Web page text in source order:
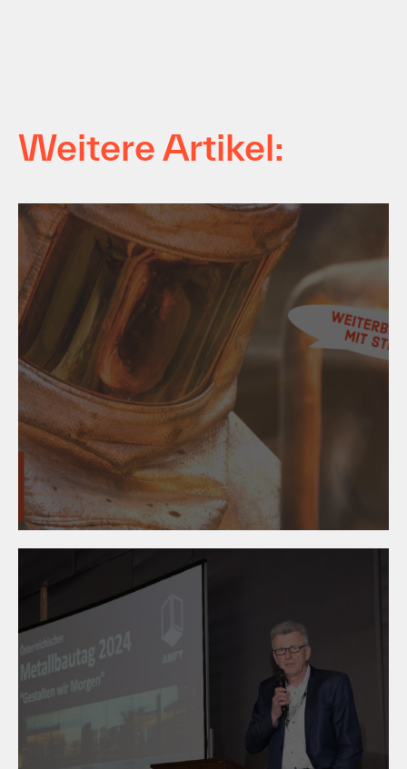
Weitere Artikel:
24. April 2024
wîse up - Fachwissen zum
Lehrberuf Metalltechnik an
einem Ort!
22. April 2024
#metalltechnik on top! -
Österreichischer